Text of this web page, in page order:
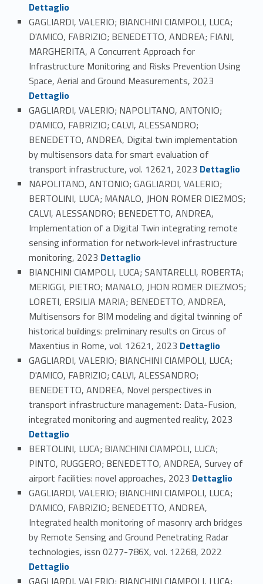
Dettaglio
GAGLIARDI, VALERIO; BIANCHINI CIAMPOLI, LUCA;
D'AMICO, FABRIZIO; BENEDETTO, ANDREA; FIANI,
MARGHERITA, A Concurrent Approach for
Infrastructure Monitoring and Risks Prevention Using
Space, Aerial and Ground Measurements, 2023
Dettaglio
GAGLIARDI, VALERIO; NAPOLITANO, ANTONIO;
D'AMICO, FABRIZIO; CALVI, ALESSANDRO;
BENEDETTO, ANDREA, Digital twin implementation
by multisensors data for smart evaluation of
transport infrastructure, vol. 12621, 2023 Link identifier #identifier_person_5610-112
Dettaglio
NAPOLITANO, ANTONIO; GAGLIARDI, VALERIO;
BERTOLINI, LUCA; MANALO, JHON ROMER DIEZMOS;
CALVI, ALESSANDRO; BENEDETTO, ANDREA,
Implementation of a Digital Twin integrating remote
sensing information for network-level infrastructure
monitoring, 2023 Link identifier #identifier_person_100548-113
Dettaglio
BIANCHINI CIAMPOLI, LUCA; SANTARELLI, ROBERTA;
MERIGGI, PIETRO; MANALO, JHON ROMER DIEZMOS;
LORETI, ERSILIA MARIA; BENEDETTO, ANDREA,
Multisensors for BIM modeling and digital twinning of
historical buildings: preliminary results on Circus of
Maxentius in Rome, vol. 12621, 2023 Link identifier #identifier_person_99057-114
Dettaglio
GAGLIARDI, VALERIO; BIANCHINI CIAMPOLI, LUCA;
D'AMICO, FABRIZIO; CALVI, ALESSANDRO;
BENEDETTO, ANDREA, Novel perspectives in
transport infrastructure management: Data-Fusion,
integrated monitoring and augmented reality, 2023Link identifier #identifier_person_151019-115
Dettaglio
BERTOLINI, LUCA; BIANCHINI CIAMPOLI, LUCA;
PINTO, RUGGERO; BENEDETTO, ANDREA, Survey of
airport facilities: novel approaches, 2023 Link identifier #identifier_person_178400-116
Dettaglio
GAGLIARDI, VALERIO; BIANCHINI CIAMPOLI, LUCA;
D'AMICO, FABRIZIO; BENEDETTO, ANDREA,
Integrated health monitoring of masonry arch bridges
by Remote Sensing and Ground Penetrating Radar
technologies, issn 0277-786X, vol. 12268, 2022
Dettaglio